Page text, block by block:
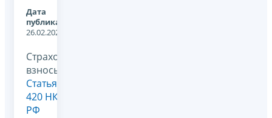
Дата
публикации:
26.02.2025
Страховые
взносы,
Статья
420 НК
РФ